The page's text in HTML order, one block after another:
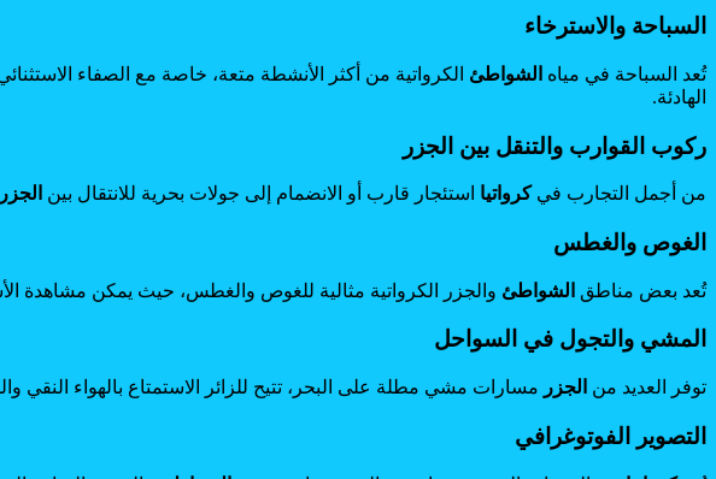
السباحة والاسترخاء
تُعد السباحة في مياه الشواطئ الكرواتية من أكثر الأنشطة متعة، خاصة مع الصفاء
الهادئة.
ركوب القوارب والتنقل بين الجزر
من أجمل التجارب فيكرواتيا استئجار قارب أو الانضمام إلى جولات بحرية للانتقال بين الجزر
الغوص والغطس
تُعد بعض مناطق الشواطئ والجزر الكرواتية مثالية للغوص والغطس، حيث يمكن مشاهدة
المشي والتجول في السواحل
توفر العديد من الجزر مسارات مشي مطلة على البحر، تتيح للزائر الاستمتاع بالهواء النقي
التصوير الفوتوغرافي